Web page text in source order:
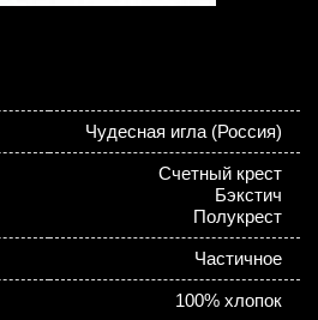
Чудесная игла (Россия)
Счетный крест
Бэкстич
Полукрест
Частичное
100% хлопок